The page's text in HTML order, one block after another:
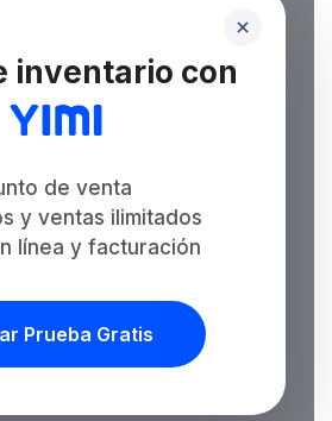
inventario con
de venta
y ventas ilimitados
línea y facturación
Prueba Gratis